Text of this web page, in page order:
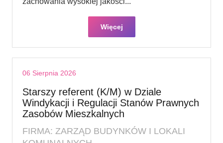
Więcej
06 Sierpnia 2026
Starszy referent (K/M) w Dziale
Windykacji i Regulacji Stanów Prawnych
Zasobów Mieszkalnych
FIRMA: ZARZĄD BUDYNKÓW I LOKALI